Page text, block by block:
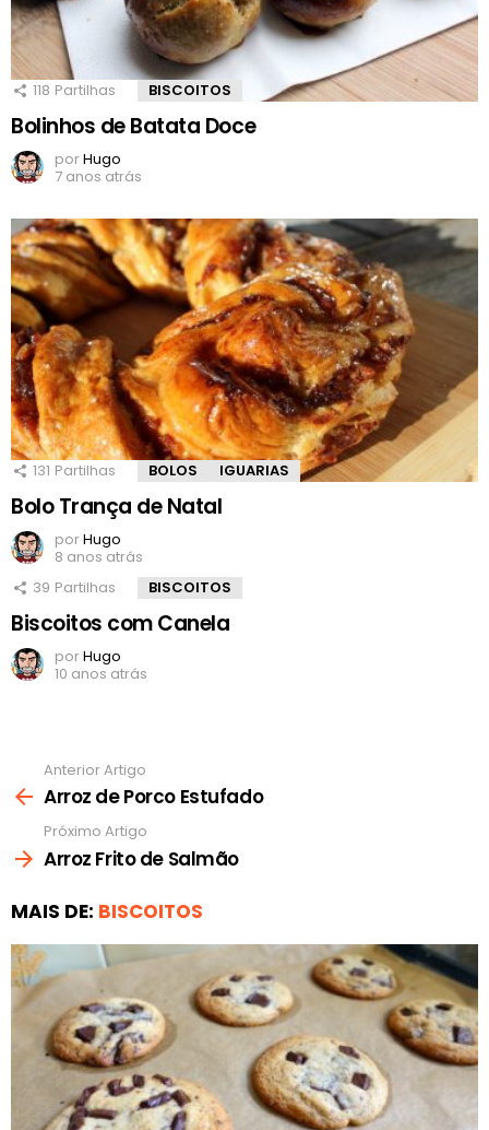
118 Partilhas BISCOITOS
Bolinhos de Batata Doce
porHugo
7 anos atrás
131 Partilhas BOLOS IGUARIAS
Bolo Trança de Natal
porHugo
8 anos atrás
39 Partilhas BISCOITOS
Biscoitos com Canela
porHugo
10 anos atrás
mais
Anterior Artigo
Arroz de Porco Estufado
Próximo Artigo
Arroz Frito de Salmão
MAIS DE: BISCOITOS